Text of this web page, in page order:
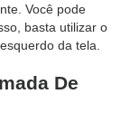
Você pode
basta utilizar o
da tela.
De